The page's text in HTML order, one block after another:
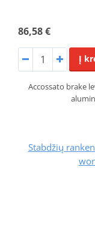
86,58 €
Į
Accossato brake
Stabdžių